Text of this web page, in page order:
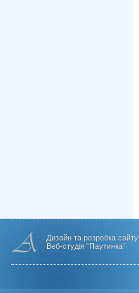
Дизайн та розробка сайту
Веб-студія "Паутинка"